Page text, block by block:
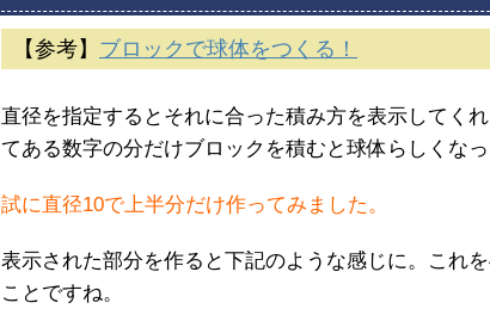
【参考】 ブロックで球体をつくる！
直径を指定するとそれに合った積み方を表示してく
てある数字の分だけブロックを積むと球体らしくな
試に直径10で上半分だけ作ってみました。
表示された部分を作ると下記のような感じに。これ
ことですね。